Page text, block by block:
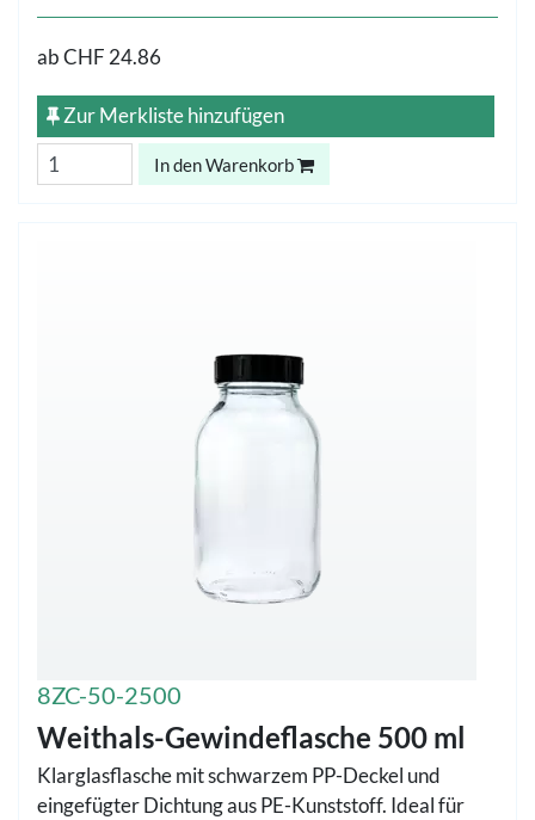
abCHF 24.86
Zur Merkliste hinzufügen
In den Warenkorb
8ZC-50-2500
Weithals-Gewindeflasche 500 ml
Klarglasflasche mit schwarzem PP-Deckel und
eingefügter Dichtung aus PE-Kunststoff. Ideal für